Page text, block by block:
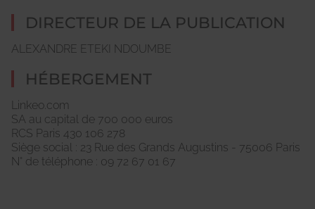
DIRECTEUR DE LA PUBLICATION
ALEXANDRE ETEKI NDOUMBE
HÉBERGEMENT
Linkeo.com
SA au capital de 700 000 euros
RCS Paris 430 106 278
Siège social : 23 Rue des Grands Augustins - 75006 Paris
N° de téléphone : 09 72 67 01 67